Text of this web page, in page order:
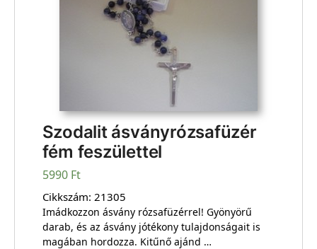
Szodalit ásványrózsafüzér
fém feszülettel
5990 Ft
Cikkszám: 21305
Imádkozzon ásvány rózsafüzérrel! Gyönyörű
darab, és az ásvány jótékony tulajdonságait is
magában hordozza. Kitűnő ajánd …